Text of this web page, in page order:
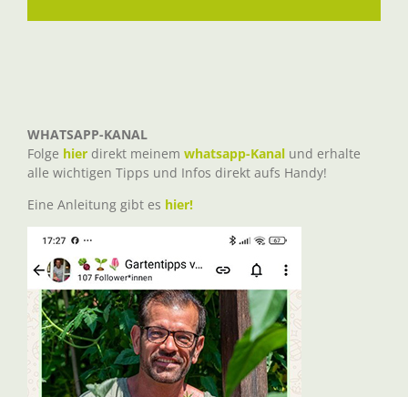
WHATSAPP-KANAL
Folge hier direkt meinem whatsapp-Kanal und erhalte
alle wichtigen Tipps und Infos direkt aufs Handy!
Eine Anleitung gibt es hier!